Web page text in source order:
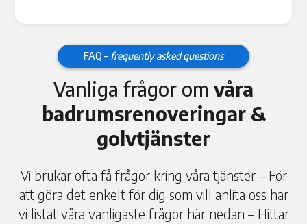
FAQ – frequently asked questions
Vanliga frågor om våra
badrumsrenoveringar &
golvtjänster
Vi brukar ofta få frågor kring våra tjänster – För
att göra det enkelt för dig som vill anlita oss har
vi listat våra vanligaste frågor här nedan – Hittar